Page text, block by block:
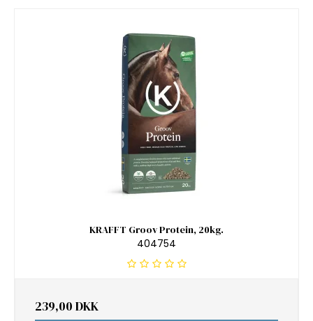
KRAFFT Groov Protein, 20kg.
404754
239,00 DKK